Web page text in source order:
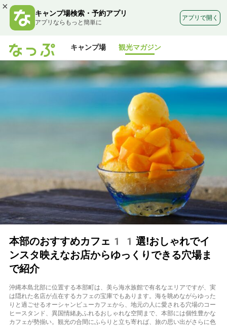
×
キャンプ場検索・予約アプリ
アプリならもっと簡単に
アプリで開く
キャンプ場 観光マガジン
本部のおすすめカフェ11選!おしゃれでイ
ンスタ映えなお店からゆっくりできる穴場ま
で紹介
沖縄本島北部に位置する本部町は、美ら海水族館で有名なエリアですが、実
は隠れた名店が点在するカフェの宝庫でもあります。海を眺めながらゆった
りと過ごせるオーシャンビューカフェから、地元の人に愛される穴場のコー
ヒースタンド、異国情緒あふれるおしゃれな空間まで、本部には個性豊かな
カフェが勢揃い。観光の合間にふらりと立ち寄れば、旅の思い出がさらに色